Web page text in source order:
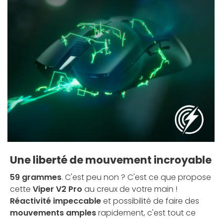
Une liberté de mouvement incroyable
59 grammes. C'est peu non ? C'est ce que propose
cette Viper V2 Pro au creux de votre main !
Réactivité impeccableet possibilité de faire des
mouvements amplesrapidement, c'est tout ce